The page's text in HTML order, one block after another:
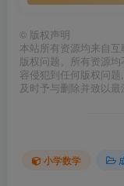
© 版权声明
本站所有资源均来自
版权问题。所有资源
容侵犯到任何版权问
及时予与删除并致以最
小学数学